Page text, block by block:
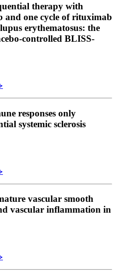
therapy with
and one cycle of rituximab
erythematosus: the
controlled BLISS-
responses only
systemic sclerosis
vascular smooth
vascular inflammation in